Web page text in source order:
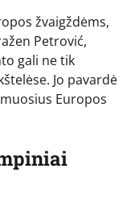
žvaigždėms,
Petrović,
gali ne tik
Jo pavardė
Europos